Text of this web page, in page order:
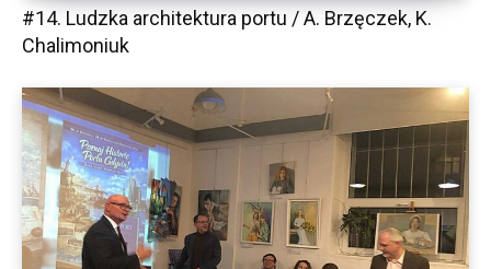
#14. Ludzka architektura portu / A. Brzęczek, K.
Chalimoniuk